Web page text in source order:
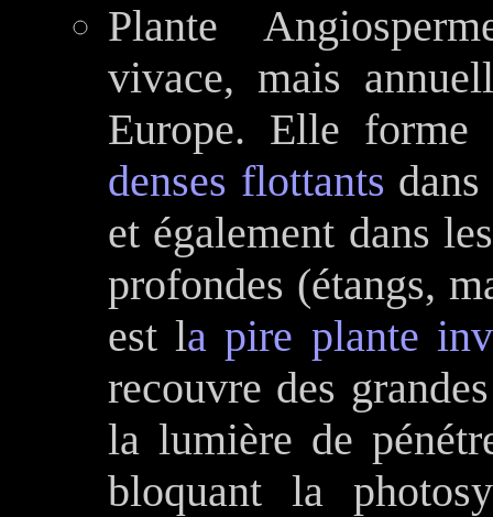
Plante
vivace, mais
Europe. Elle
denses flottants
et également dans
profondes (étangs,
est la pire plante
recouvre des
la lumière de
bloquant la